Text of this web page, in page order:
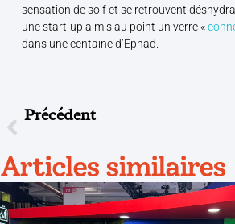
sensation de soif et se retrouvent
une start-up a mis au point un verre «
dans une centaine d’Ephad.
Précédent
Articles similaires